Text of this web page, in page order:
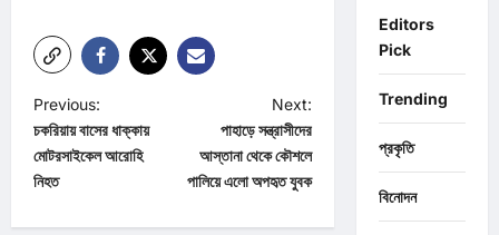
P
o
s
Previous:
চকরিয়ায় বাসের ধাক্কায়
মোটরসাইকেল আরোহি
নিহত
Next:
পাহাড়ে সন্ত্রাসীদের
আস্তানা থেকে কৌশলে
পালিয়ে এলো অপহৃত যুবক
Editors
Pick
Trending
প্রকৃতি
বিনোদন